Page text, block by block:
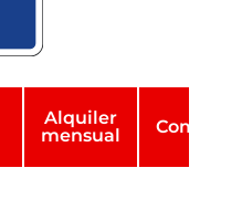
Alquiler
mensual
Comisión